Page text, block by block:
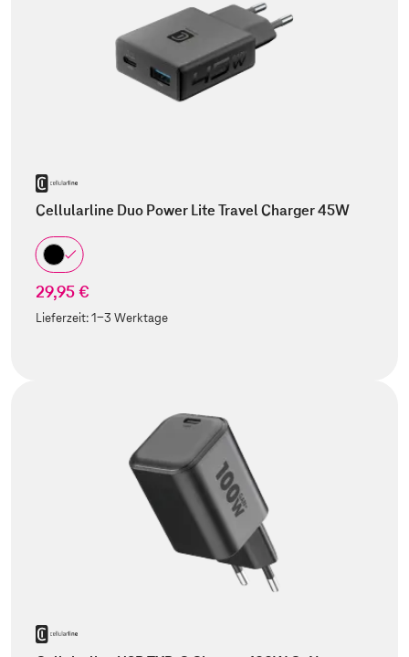
Cellularline Duo Power Lite Travel Charger 45W
29,95 €
Lieferzeit:1-3 Werktage